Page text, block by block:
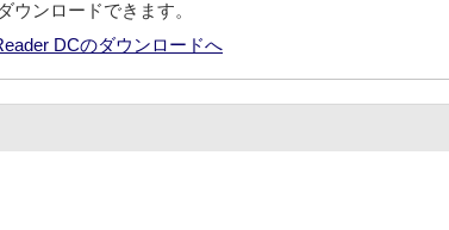
ウンロードできます。
DCのダウンロードへ